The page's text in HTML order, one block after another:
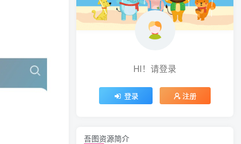
HI！请登录
登录 注册
吾图资源简介